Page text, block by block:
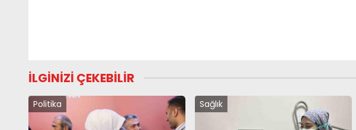
İLGİNİZİ ÇEKEBİLİR
Politika Sağlık